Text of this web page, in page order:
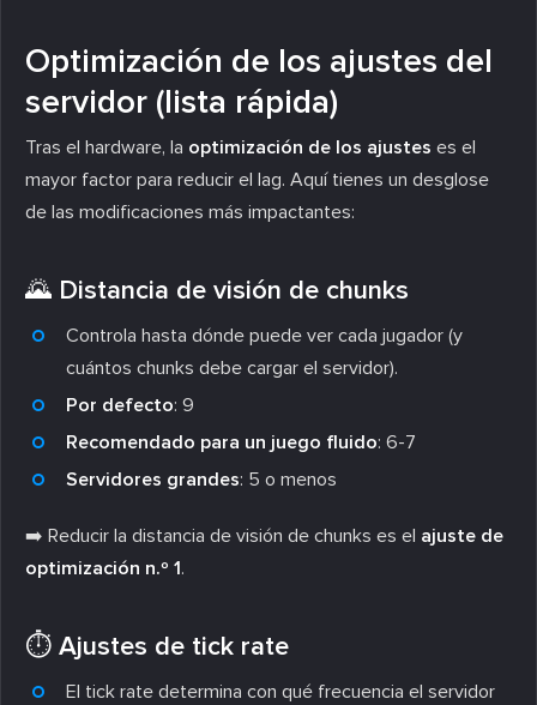
Optimización de los ajustes del
servidor (lista rápida)
Tras el hardware, la optimización de los ajustes es el
mayor factor para reducir el lag. Aquí tienes un desglose
de las modificaciones más impactantes:
🌄 Distancia de visión de chunks
Controla hasta dónde puede ver cada jugador (y
cuántos chunks debe cargar el servidor).
Por defecto: 9
Recomendado para un juego fluido: 6-7
Servidores grandes: 5 o menos
➡️ Reducir la distancia de visión de chunks es el ajuste de
optimización n.º 1.
⏱️ Ajustes de tick rate
El tick rate determina con qué frecuencia el servidor